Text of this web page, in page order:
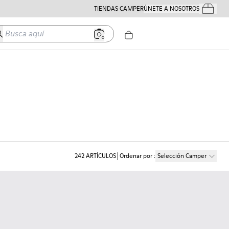
TIENDAS CAMPERÚNETE A NOSOTROSTus
aquí
242ARTÍCULOS Ordenar por: Selección Camper